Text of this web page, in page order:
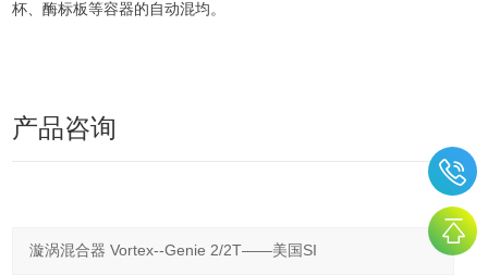
杯、酶标板等容器的自动混均。
产品咨询